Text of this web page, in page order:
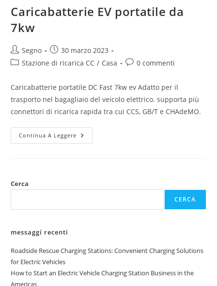
Caricabatterie EV portatile da
7kw
Segno
30 marzo 2023
Stazione di ricarica CC / Casa 0 commenti
Caricabatterie portatile DC Fast 7kw ev Adatto per il
trasporto nel bagagliaio del veicolo elettrico. supporta più
connettori di ricarica rapida tra cui CCS, GB/T e CHAdeMO.
Continua A Leggere
Cerca
CERCA
messaggi recenti
Roadside Rescue Charging Stations: Convenient Charging Solutions
for Electric Vehicles
How to Start an Electric Vehicle Charging Station Business in the
Americas